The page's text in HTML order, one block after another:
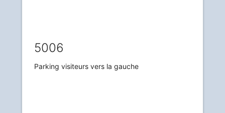
5006
Parking visiteurs vers la gauche